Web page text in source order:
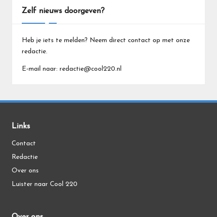
Zelf nieuws doorgeven?
Heb je iets te melden? Neem direct contact op met onze
redactie.
E-mail naar: redactie@cool220.nl
Links
Contact
Redactie
Over ons
Luister naar Cool 220